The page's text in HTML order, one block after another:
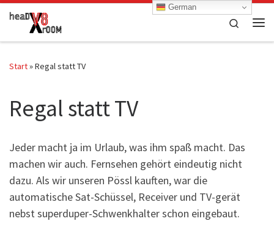
Zum Inhalt springen
Search
Start»Regal statt TV
Regal statt TV
Jeder macht ja im Urlaub, was ihm spaß macht. Das
machen wir auch. Fernsehen gehört eindeutig nicht
dazu. Als wir unseren Pössl kauften, war die
automatische Sat-Schüssel, Receiver und TV-gerät
nebst superduper-Schwenkhalter schon eingebaut.
German